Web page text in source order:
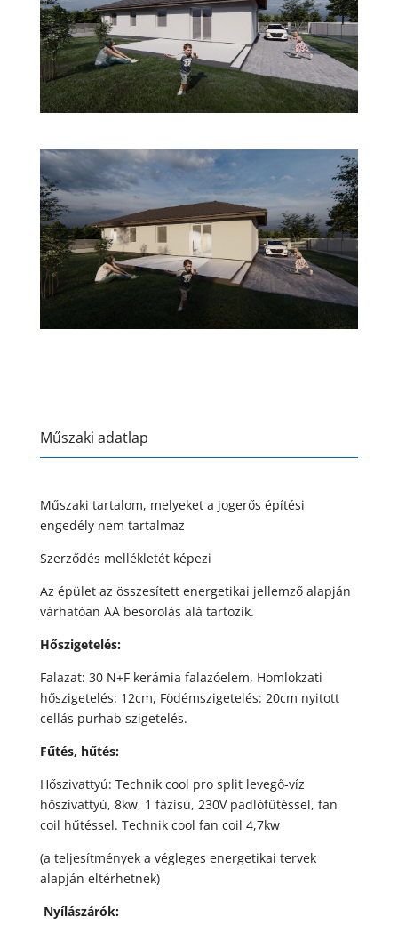
Műszaki adatlap
Műszaki tartalom, melyeket a jogerős építési
engedély nem tartalmaz
Szerződés mellékletét képezi
Az épület az összesített energetikai jellemző alapján
várhatóan AA besorolás alá tartozik.
Hőszigetelés:
Falazat: 30 N+F kerámia falazóelem, Homlokzati
hőszigetelés: 12cm, Födémszigetelés: 20cm nyitott
cellás purhab szigetelés.
Fűtés, hűtés:
Hőszivattyú: Technik cool pro split levegő-víz
hőszivattyú, 8kw, 1 fázisú, 230V padlófűtéssel, fan
coil hűtéssel. Technik cool fan coil 4,7kw
(a teljesítmények a végleges energetikai tervek
alapján eltérhetnek)
Nyílászárók: